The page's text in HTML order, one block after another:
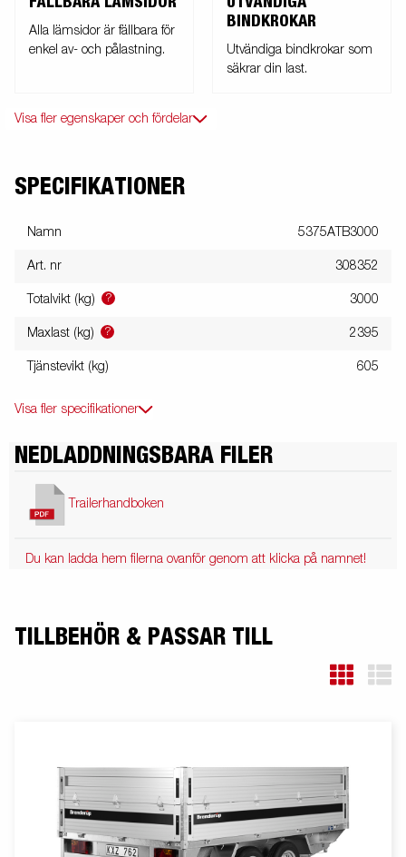
Alla lämsidor är fällbara för
enkel av- och pålastning.
BINDKROKAR
Utvändiga bindkrokar som
säkrar din last.
Visa fler egenskaper och fördelar
SPECIFIKATIONER
Namn 5375ATB3000
Art. nr 308352
Totalvikt (kg) ? 3000
Maxlast (kg) ? 2395
Tjänstevikt (kg) 605
Visa fler specifikationer
NEDLADDNINGSBARA FILER
Trailerhandboken
Du kan ladda hem filerna ovanför genom att klicka på namnet!
TILLBEHÖR & PASSAR TILL